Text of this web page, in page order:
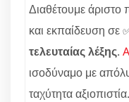
Διαθέτουμε
και εκπαίδευση σε
τελευταίας λέξης.
ισοδύναμο με
ταχύτητα